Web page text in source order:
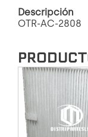
Descripción
OTR-AC-2808